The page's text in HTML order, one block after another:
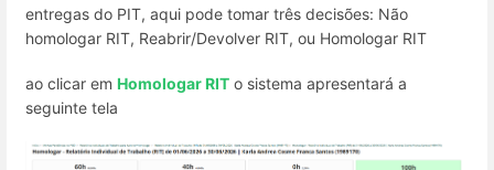
entregas do PIT, aqui pode tomar três decisões: Não
homologar RIT, Reabrir/Devolver RIT, ou Homologar RIT
ao clicar em Homologar RIT o sistema apresentará a
seguinte tela